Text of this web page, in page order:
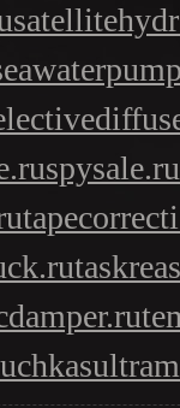
spysale.ru